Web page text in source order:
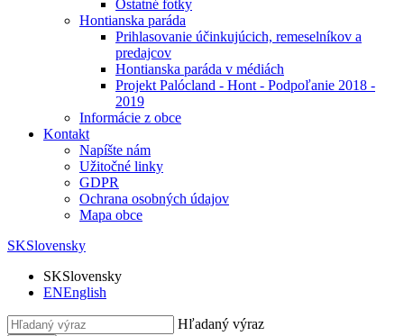
Ostatné fotky
Hontianska paráda
Prihlasovanie účinkujúcich, remeselníkov a
predajcov
Hontianska paráda v médiách
Projekt Palócland - Hont - Podpoľanie 2018 -
2019
Informácie z obce
Kontakt
Napíšte nám
Užitočné linky
GDPR
Ochrana osobných údajov
Mapa obce
SKSlovensky
SKSlovensky
ENEnglish
Hľadaný výraz